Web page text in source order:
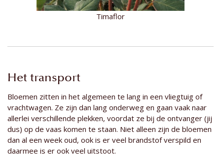
Timaflor
Het transport
Bloemen zitten in het algemeen te lang in een vliegtuig of
vrachtwagen. Ze zijn dan lang onderweg en gaan vaak naar
allerlei verschillende plekken, voordat ze bij de ontvanger (jij
dus) op de vaas komen te staan. Niet alleen zijn de bloemen
dan al een week oud, ook is er veel brandstof verspild en
daarmee is er ook veel uitstoot.